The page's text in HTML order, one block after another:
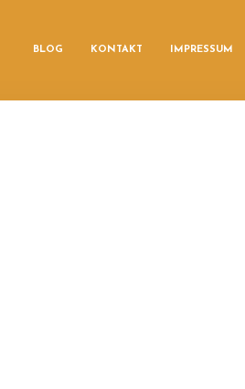
BLOG KONTAKT IMPRESSUM